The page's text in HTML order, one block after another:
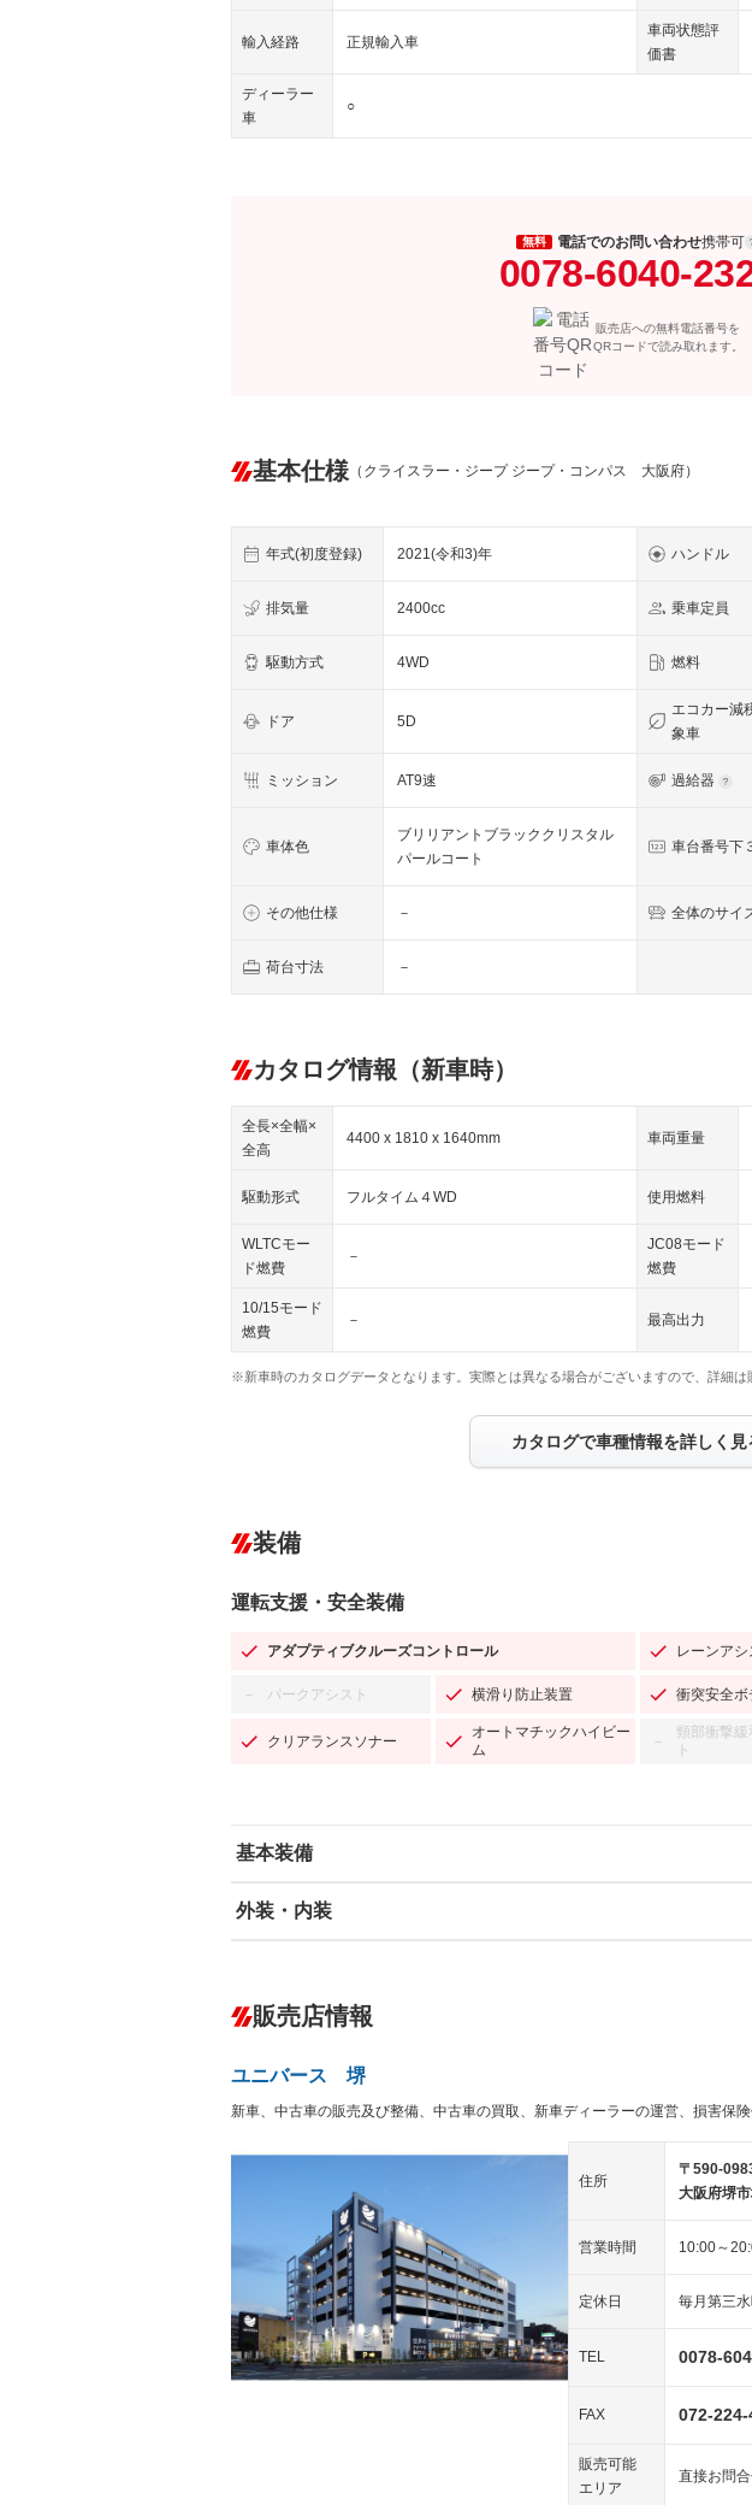
輸入経路 正規輸入車
車両状態評
価書
ディーラー
車
○
無料 電話でのお問い合わせ携帯可
0078-6040-
販売店への無料電話番号を
QRコードで読み取れます。
基本仕様 （クライスラー・ジープ ジープ・コンパス 大阪府）
年式(初度登録) 2021(令和3)年 ハンドル
排気量 2400cc 乗車定員
駆動方式 4WD 燃料
ドア 5D
エコカー減
象車
ミッション AT9速 過給器
車体色
ブリリアントブラッククリスタル
パールコート
車台番号下
その他仕様 － 全体のサイ
荷台寸法 －
カタログ情報（新車時）
全長×全幅×
全高
4400 x 1810 x 1640mm 車両重量
駆動形式 フルタイム４WD 使用燃料
WLTCモー
ド燃費
－
JC08モード
燃費
10/15モード
燃費
－ 最高出力
※新車時のカタログデータとなります。実際とは異なる場合がございますので、詳細は
カタログで車種情報を詳しく見
装備
運転支援・安全装備
アダプティブクルーズコントロール レーンアシ
－ パークアシスト 横滑り防止装置 衝突安全ボ
クリアランスソナー
オートマチックハイビー
ム
－
頸部衝撃緩
ト
基本装備
エアバッグ：運転席/助手席/サイド
ダウンヒルアシストコントロール
Bluetooth接続
外装・内装
オーディオ：ミュージックプレイヤー接続可
－
ヘッドライトウォッシャ
ー
LEDヘッドランプ － HID(キセノンライト) － ポータブ
ETC エアロ スマートキ
ランフラットタイヤ 3列シート
－ フルフラットシート － チップアップシート オットマン
シートヒーター － ウォークスルー 後席モニタ
フロントカメラ － シートエアコン
－ ルーフレール － エアサスペンション
販売店情報
ユニバース 堺
新車、中古車の販売及び整備、中古車の買取、新車ディーラーの運営、損害保
住所
〒590-
大阪府堺
営業時間 10:00～
定休日 毎月第三
TEL 0078-
FAX 072-224-
販売可能
エリア
直接お問